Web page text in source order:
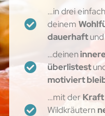
…in drei
deinem
dauerhaft
…deinen
überlistest
motiviert
…mit der
Wildkräutern